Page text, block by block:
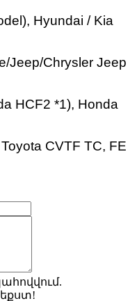
Hyundai / Kia
Jeep/Chrysler Jeep
HCF2 *1), Honda
CVTF TC, FE